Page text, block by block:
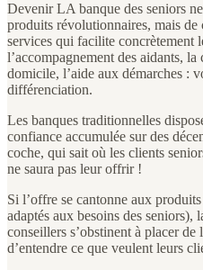
Devenir LA banque des seniors
produits révolutionnaires, mais de
services qui facilite concrètement
l’accompagnement des aidants,
domicile, l’aide aux démarches :
différenciation.
Les banques traditionnelles
confiance accumulée sur des
coche, qui sait où les clients
ne saura pas leur offrir !
Si l’offre se cantonne aux
adaptés aux besoins des seniors),
conseillers s’obstinent à placer de
d’entendre ce que veulent leurs